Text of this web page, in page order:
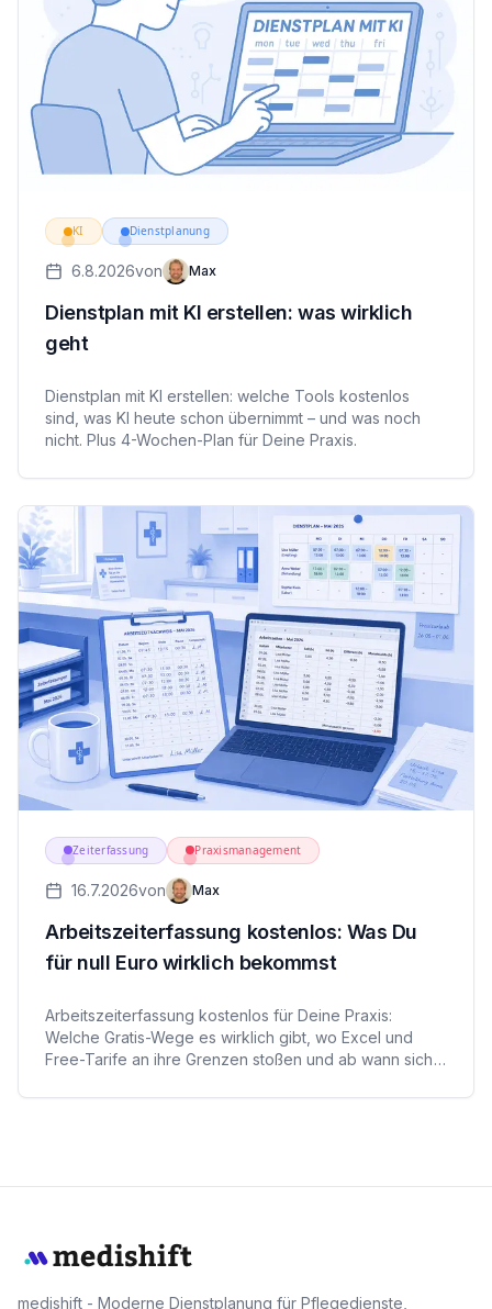
KI Dienstplanung
6.8.2026von Max
Dienstplan mit KI erstellen: was wirklich
geht
Dienstplan mit KI erstellen: welche Tools kostenlos
sind, was KI heute schon übernimmt – und was noch
nicht. Plus 4-Wochen-Plan für Deine Praxis.
Zeiterfassung Praxismanagement
16.7.2026von Max
Arbeitszeiterfassung kostenlos: Was Du
für null Euro wirklich bekommst
Arbeitszeiterfassung kostenlos für Deine Praxis:
Welche Gratis-Wege es wirklich gibt, wo Excel und
Free-Tarife an ihre Grenzen stoßen und ab wann sich
und Pflegedienst.
medishift - Moderne Dienstplanung für Pflegedienste,